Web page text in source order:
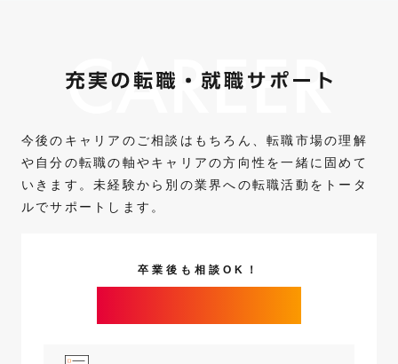
CAREER
今後のキャリアのご相談はもちろん、転職市場の理解
や自分の転職の軸やキャリアの方向性を一緒に固め て
いきます。未経験から別の業界への転職活動をトータ
ルでサポートします。
卒業後も相談OK！